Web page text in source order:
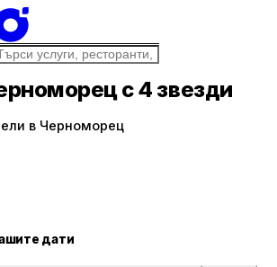
с 4 звезди
в Черноморец
дати